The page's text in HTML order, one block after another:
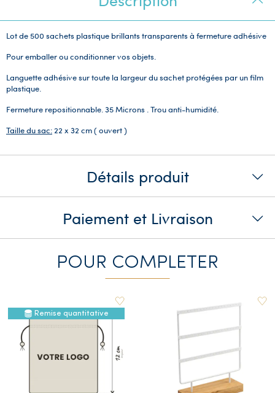
Lot de 500 sachets plastique brillants transparents à fermeture adhésive
Pour emballer ou conditionner vos objets.
Languette adhésive sur toute la largeur du sachet protégées par un film
plastique.
Fermeture repositionnable. 35 Microns . Trou anti-humidité.
Taille du sac:22 x 32 cm ( ouvert )
Détails produit
Paiement et Livraison
POUR COMPLETER
Remise quantitative